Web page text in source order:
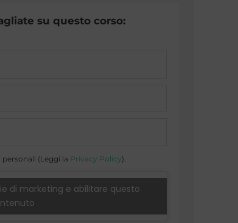
su questo corso:
(Leggi la Privacy Policy).
di marketing e abilitare questo